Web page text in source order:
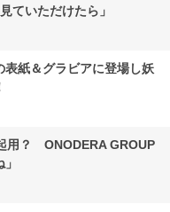
ていただけたら」
紙＆グラビアに登場し妖
用？ ONODERA GROUP